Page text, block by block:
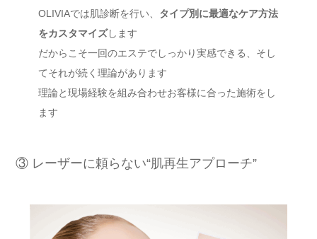
OLIVIAでは肌診断を行い、 タイプ別に最適なケア方法
をカスタマイズします
だからこそ一回のエステでしっかり実感できる、そし
てそれが続く理論があります
理論と現場経験を組み合わせお客様に合った施術をし
ます
③ レーザーに頼らない“肌再生アプローチ”